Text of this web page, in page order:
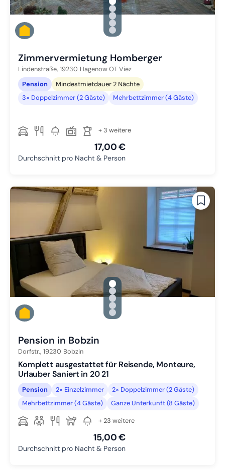
gallery.slide_selector
Zu Slide 1 wechseln
Zu Slide 2 wechseln
Zu Slide 3 wechseln
Zu Slide 4 wechseln
Zu Slide 5 wechseln
Zimmervermietung Homberger
Lindenstraße, 19230 Hagenow OT Viez
Pension
Mindestmietdauer 2 Nächte
3× Doppelzimmer (2 Gäste)
Mehrbettzimmer (4 Gäste)
+ 3 weitere
17,00 €
Durchschnitt pro Nacht & Person
gallery.slide_selector
Zu Slide 1 wechseln
Zu Slide 2 wechseln
Zu Slide 3 wechseln
Zu Slide 4 wechseln
Zu Slide 5 wechseln
Pension in Bobzin
Dorfstr., 19230 Bobzin
Komplett ausgestattet für Reisende, Monteure,
Urlauber Saniert in 20 21
Pension 2× Einzelzimmer
2× Doppelzimmer (2 Gäste)
Mehrbettzimmer (4 Gäste)
Ganze Unterkunft (8 Gäste)
+ 23 weitere
15,00 €
Durchschnitt pro Nacht & Person